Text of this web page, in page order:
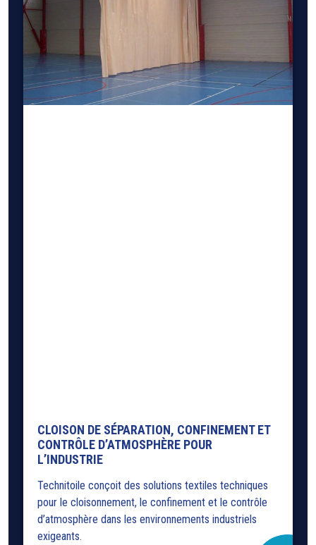
CLOISON DE SÉPARATION, CONFINEMENT ET
CONTRÔLE D’ATMOSPHÈRE POUR
L’INDUSTRIE
Technitoile conçoit des solutions textiles techniques
pour le cloisonnement, le confinement et le contrôle
d’atmosphère dans les environnements industriels
exigeants.